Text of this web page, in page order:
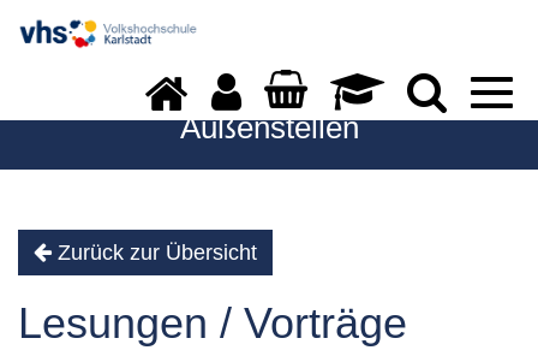
Außenstellen
Zurück zur Übersicht
Lesungen / Vorträge